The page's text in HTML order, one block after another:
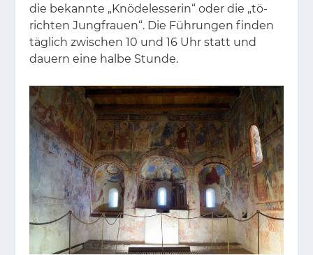
die be­kann­te „Knö­de­l­es­se­rin“ oder die „tö­
rich­ten Jung­frau­en“. Die Füh­run­gen fin­den
täg­lich zwi­schen 10 und 16 Uhr statt und
dau­ern eine hal­be Stun­de.